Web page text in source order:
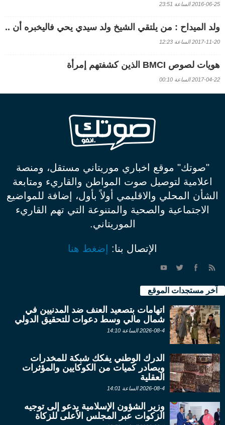
2016-06-25 الساعة 23:51
ولد الميداح : من يلتقي الشيخ ولد سيدي يحي فاليخبره أن ..
2017-11-20 الساعة 12:23
هويات لصوص BMCI الذين كشفتهم إمرأة
2017-04-22 الساعة 00:10
"صوتك" موقع اخباري موريتاني مستقل، ومنصة
اعلامية لتوصيل صوت المواطن والقاريء ومتابعة
الشأن المحلي والاقليمي أولاً بأول، إضافة للمواضيع
الاجتماعية والصحية والمتنوعة التي تهم القاريء
الموريتاني.
الإتصال بنا: إضغط هنا
آخر مستجدات الموقع
اتهامات بتصعيد العنف ضد المدنيين في
شمال مالي وسط دعوات للتحقيق الدولي
2026-08-4 الساعة 14:10
الدرك الوطني يفكك شبكة للمخدرات
ويصادر كميات من الكوكايين والمؤثرات
العقلية
2026-08-4 الساعة 14:01
وزير الشؤون الإسلامية يدعو إلى توجيه
الزكوات عبر المجلس الأعلى للزكاة